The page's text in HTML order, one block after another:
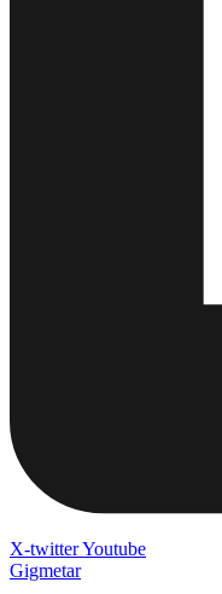
X-twitterYoutube
Gigmetar